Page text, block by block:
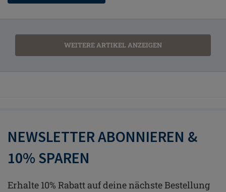
WEITERE ARTIKEL ANZEIGEN
NEWSLETTER ABONNIEREN &
10% SPAREN
Erhalte 10% Rabatt auf deine nächste Bestellung